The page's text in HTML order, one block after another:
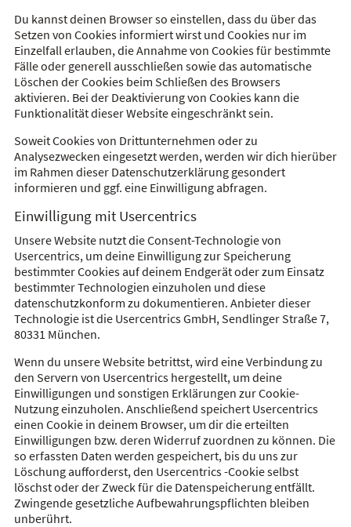
Du kannst deinen Browser so einstellen, dass du über das
Setzen von Cookies informiert wirst und Cookies nur im
Einzelfall erlauben, die Annahme von Cookies für bestimmte
Fälle oder generell ausschließen sowie das automatische
Löschen der Cookies beim Schließen des Browsers
aktivieren. Bei der Deaktivierung von Cookies kann die
Funktionalität dieser Website eingeschränkt sein.
Soweit Cookies von Drittunternehmen oder zu
Analysezwecken eingesetzt werden, werden wir dich hierüber
im Rahmen dieser Datenschutzerklärung gesondert
informieren und ggf. eine Einwilligung abfragen.
Einwilligung mit Usercentrics
Unsere Website nutzt die Consent-Technologie von
Usercentrics, um deine Einwilligung zur Speicherung
bestimmter Cookies auf deinem Endgerät oder zum Einsatz
bestimmter Technologien einzuholen und diese
datenschutzkonform zu dokumentieren. Anbieter dieser
Technologie ist die Usercentrics GmbH, Sendlinger Straße 7,
80331 München.
Wenn du unsere Website betrittst, wird eine Verbindung zu
den Servern von Usercentrics hergestellt, um deine
Einwilligungen und sonstigen Erklärungen zur Cookie-
Nutzung einzuholen. Anschließend speichert Usercentrics
einen Cookie in deinem Browser, um dir die erteilten
Einwilligungen bzw. deren Widerruf zuordnen zu können. Die
so erfassten Daten werden gespeichert, bis du uns zur
Löschung aufforderst, den Usercentrics -Cookie selbst
löschst oder der Zweck für die Datenspeicherung entfällt.
Zwingende gesetzliche Aufbewahrungspflichten bleiben
unberührt.